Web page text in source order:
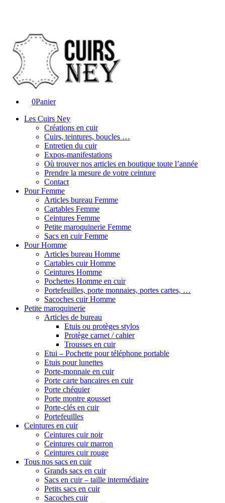
0Panier
Les Cuirs Ney
Créations en cuir
Cuirs, teintures, boucles …
Entretien du cuir
Expos-manifestations
Où trouver nos articles en boutique toute l’année
Prendre la mesure de votre ceinture
Contact
Pour Femme
Articles bureau Femme
Cartables Femme
Ceintures Femme
Petite maroquinerie Femme
Sacs en cuir Femme
Pour Homme
Articles bureau Homme
Cartables cuir Homme
Ceintures Homme
Pochettes Homme en cuir
Portefeuilles, porte monnaies, portes cartes, …
Sacoches cuir Homme
Petite maroquinerie
Articles de bureau
Etuis ou protèges stylos
Protège carnet / cahier
Trousses en cuir
Etui – Pochette pour téléphone portable
Etuis pour lunettes
Porte-monnaie en cuir
Porte carte bancaires en cuir
Porte chéquier
Porte montre gousset
Porte-clés en cuir
Portefeuilles
Ceintures en cuir
Ceintures cuir noir
Ceintures cuir marron
Ceintures cuir rouge
Tous nos sacs en cuir
Grands sacs en cuir
Sacs en cuir – taille intermédiaire
Petits sacs en cuir
Sacoches cuir